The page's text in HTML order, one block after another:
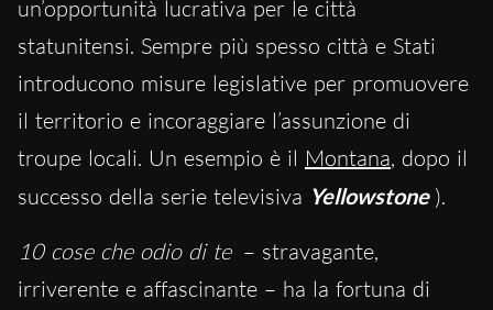
un’opportunità lucrativa per le città
statunitensi. Sempre più spesso città e Stati
introducono misure legislative per promuovere
il territorio e incoraggiare l’assunzione di
troupe locali. Un esempio è il Montana, dopo il
successo della serie televisiva Yellowstone ).
10 cose che odio di te – stravagante,
irriverente e affascinante – ha la fortuna di